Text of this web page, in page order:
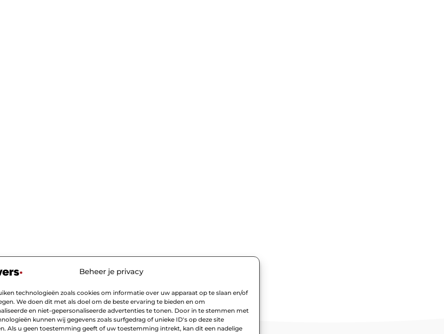
Beheer je privacy
technologieën zoals cookies om informatie over uw apparaat op te slaan en/of
We doen dit met als doel om de beste ervaring te bieden en om
en niet-gepersonaliseerde advertenties te tonen. Door in te stemmen met
kunnen wij gegevens zoals surfgedrag of unieke ID's op deze site
Als u geen toestemming geeft of uw toestemming intrekt, kan dit een nadelige